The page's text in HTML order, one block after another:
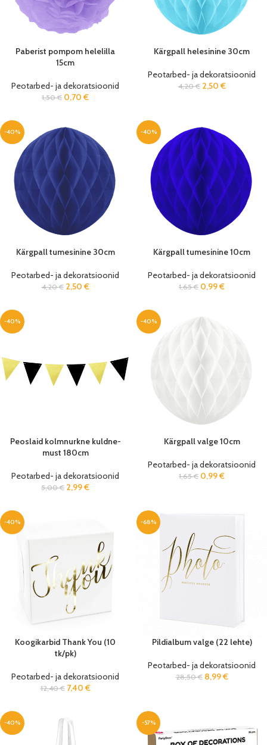
Paberist pompom helelilla
15cm
Peotarbed- ja dekoratsioonid
1,50€ 0,70 €
Kärgpall helesinine 30cm
Peotarbed- ja dekoratsioonid
4,20€ 2,50 €
-40%
Kärgpall tumesinine 30cm
Peotarbed- ja dekoratsioonid
4,20€ 2,50 €
-40%
Kärgpall tumesinine 10cm
Peotarbed- ja dekoratsioonid
1,65€ 0,99€
-40%
Peoslaid kolmnurkne kuldne-
must 180cm
Peotarbed- ja dekoratsioonid
5,00€ 2,99€
-40%
Kärgpall valge 10cm
Peotarbed- ja dekoratsioonid
1,65€ 0,99€
-40%
Koogikarbid Thank You (10
tk/pk)
Peotarbed- ja dekoratsioonid
12,40€ 7,40 €
-68%
Pildialbum valge (22 lehte)
Peotarbed- ja dekoratsioonid
28,50€ 8,99€
-40% -57%